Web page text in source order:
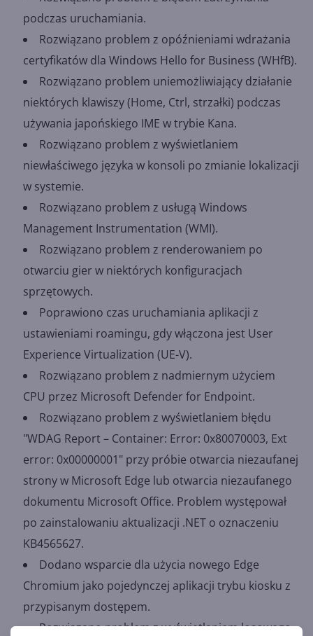
podczas uruchamiania.
Rozwiązano problem z opóźnieniami wdrażania
certyfikatów dla Windows Hello for Business (WHfB).
Rozwiązano problem uniemożliwiający działanie
niektórych klawiszy (Home, Ctrl, strzałki) podczas
używania japońskiego IME w trybie Kana.
Rozwiązano problem z wyświetlaniem
niewłaściwego języka w konsoli po zmianie lokalizacji
w systemie.
Rozwiązano problem z usługą Windows
Management Instrumentation (WMI).
Rozwiązano problem z renderowaniem po
otwarciu gier w niektórych konfiguracjach
sprzętowych.
Poprawiono czas uruchamiania aplikacji z
ustawieniami roamingu, gdy włączona jest User
Experience Virtualization (UE-V).
Rozwiązano problem z nadmiernym użyciem
CPU przez Microsoft Defender for Endpoint.
Rozwiązano problem z wyświetlaniem błędu
"WDAG Report – Container: Error: 0x80070003, Ext
error: 0x00000001" przy próbie otwarcia niezaufanej
strony w Microsoft Edge lub otwarcia niezaufanego
dokumentu Microsoft Office. Problem występował
po zainstalowaniu aktualizacji .NET o oznaczeniu
KB4565627.
Dodano wsparcie dla użycia nowego Edge
Chromium jako pojedynczej aplikacji trybu kiosku z
przypisanym dostępem.
Rozwiązano problem z wyświetlaniem losowego